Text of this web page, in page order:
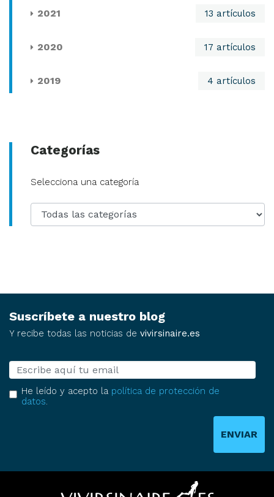
2021 13 artículos
2020 17 artículos
2019 4 artículos
Categorías
Categoría
Selecciona una categoría
Suscríbete a nuestro blog
Y recibe todas las noticias de vivirsinaire.es
E-mail
He leído y acepto la política de protección de
datos
ENVIAR